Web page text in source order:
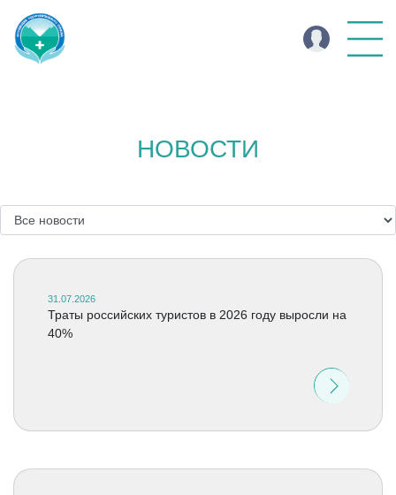
НОВОСТИ
31.07.2026
Траты российских туристов в 2026 году выросли на
40%